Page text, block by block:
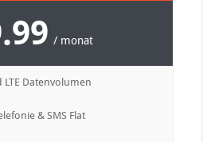
/ monat
Datenvolumen
& SMS Flat